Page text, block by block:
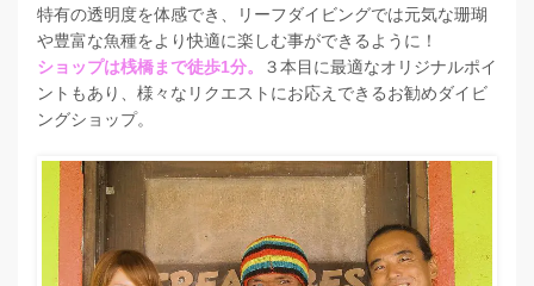
特有の透明度を体感でき、リーフダイビングでは元気な珊瑚
や豊富な魚種をより快適に楽しむ事ができるように！
ショップは桟橋まで徒歩1分。
３本目に最適なオリジナルポイ
ントもあり、様々なリクエストにお応えできるお勧めダイビ
ングショップ。